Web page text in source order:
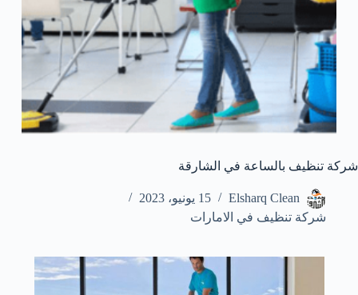
شركة تنظيف بالساعة في الشارقة
Elsharq Clean
15 يونيو، 2023
شركة تنظيف في الامارات